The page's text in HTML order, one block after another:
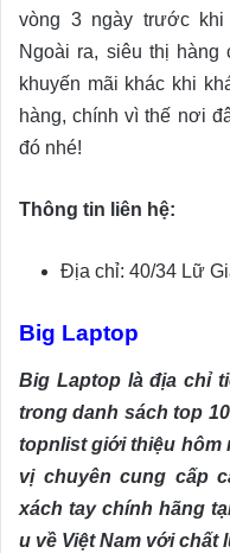
vòng 3 ngày trước khi
Ngoài ra, siêu thị
khuyến mãi khác khi
hàng, chính vì thế nơi
đó nhé!
Thông tin liên hệ:
Địa chỉ: 40/34 Lữ
Big Laptop
Big Laptop là địa chỉ
trong danh sách top
topnlist giới thiệu hôm
vị chuyên cung cấp
xách tay chính hãng
u về Việt Nam với chất